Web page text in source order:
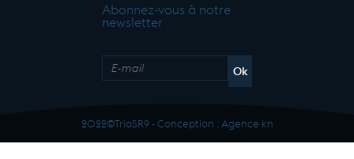
Abonnez-vous à notre
newsletter
2022©TrioSR9 - Conception : Agence kn